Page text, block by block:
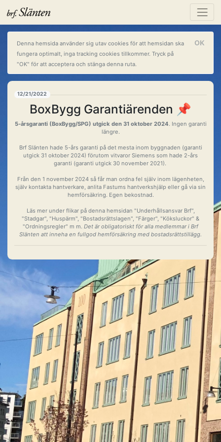
Denna hemsida använder sig utav cookies för att hemsidan ska
fungera optimalt, inga tracking cookies tillkommer. Tryck på
"OK" för att acceptera och stänga denna ruta.
OK
12/21/2022
BoxBygg Garantiärenden 📌
5-årsgaranti (BoxBygg/SPG) utgick den 31 oktober 2024. Ingen garanti
längre.
Brf Slänten hade 5-års garanti på det mesta inom byggnaden (garanti
utgick 31 oktober 2024) förutom vitvaror Siemens som hade 2-års
garanti (garanti utgick 30 november 2021).
Från den 1 november 2024 så får man ordna fel själv inom lägenheten,
själv kontakta hantverkare, anlita Fastums hantverkshjälp eller gå via sin
hemförsäkring. Egen bekostnad.
Läs mer under flikar på denna hemsidan "Underhållsansvar Brf",
"Stadgar", "Huspärm", "Bostadsrättslagen", "Färger", "Köksluckor" &
"Ordningsregler" m m. Det är obligatoriskt för alla medlemmar i Brf
Slänten att inneha en fullgod hemförsäkring med bostadsrättstillägg.